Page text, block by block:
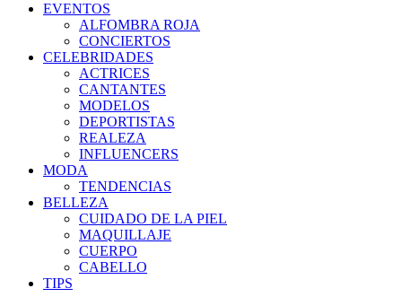
EVENTOS
ALFOMBRA ROJA
CONCIERTOS
CELEBRIDADES
ACTRICES
CANTANTES
MODELOS
DEPORTISTAS
REALEZA
INFLUENCERS
MODA
TENDENCIAS
BELLEZA
CUIDADO DE LA PIEL
MAQUILLAJE
CUERPO
CABELLO
TIPS